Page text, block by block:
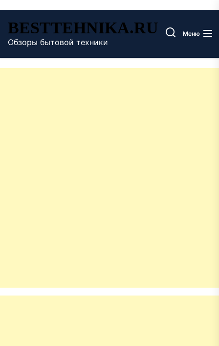
содержимому
BESTTEHNIKA.RU
Обзоры бытовой техники
Меню